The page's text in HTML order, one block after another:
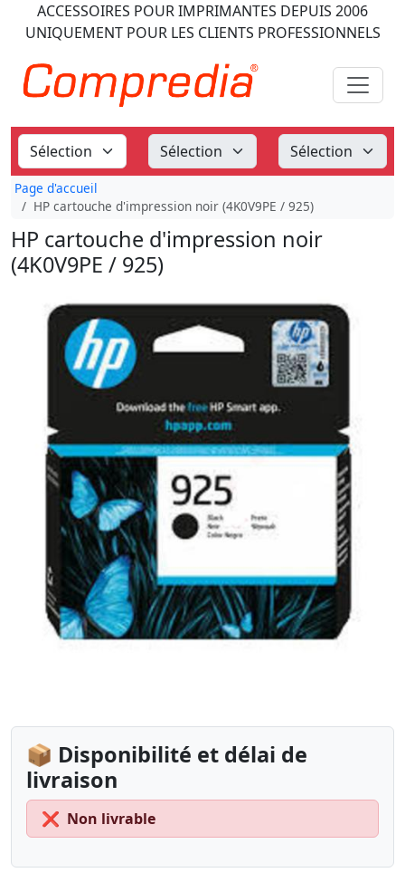
ACCESSOIRES POUR IMPRIMANTES DEPUIS 2006
UNIQUEMENT POUR LES CLIENTS PROFESSIONNELS
Page d'accueil
HP cartouche d'impression noir (4K0V9PE / 925)
HP cartouche d'impression noir
(4K0V9PE / 925)
📦 Disponibilité et délai de
livraison
❌ Non livrable